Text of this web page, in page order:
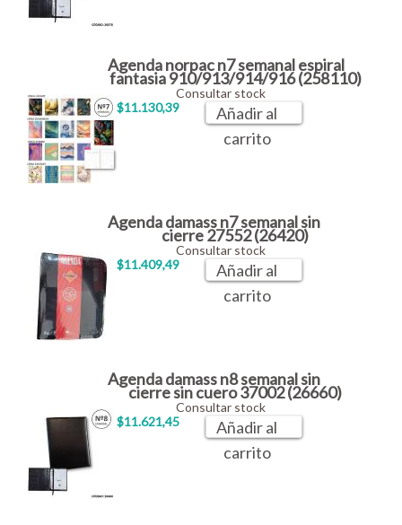
Agenda norpac n7 semanal espiral
fantasia 910/913/914/916 (258110)
$11.130,39
Consultar stock
Añadir al
carrito
Agenda damass n7 semanal sin
cierre 27552 (26420)
$11.409,49
Consultar stock
Añadir al
carrito
Agenda damass n8 semanal sin
cierre sin cuero 37002 (26660)
$11.621,45
Consultar stock
Añadir al
carrito